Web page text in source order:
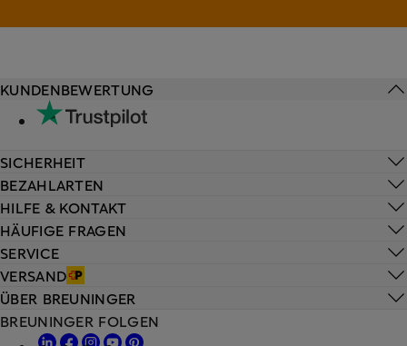
HILFE & KONTAKT
HÄUFIGE FRAGEN
SERVICE
VERSAND
KUNDENBEWERTUNG
SICHERHEIT
BEZAHLARTEN
ÜBER BREUNINGER
BREUNINGER FOLGEN